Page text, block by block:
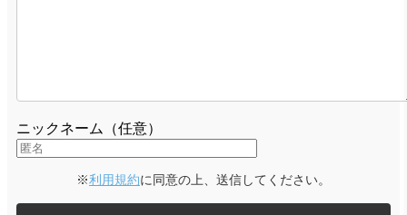
ニックネーム（任意）
※利用規約に同意の上、送信してください。